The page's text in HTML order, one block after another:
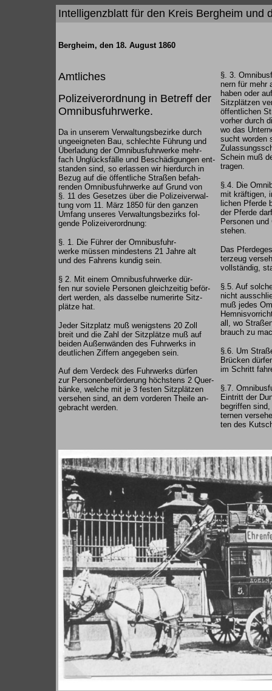
Intelligenzblatt für den Kreis Bergheim und
Bergheim, den 18. August 1860
Amtliches
Polizeiverordnung in Betreff der
Omnibusfuhrwerke.
Da in unserem Verwaltungsbezirke durch
ungeeigneten Bau, schlechte Führung und
Überladung der Omnibusfuhrwerke mehr-
fach Unglücksfälle und Beschädigungen ent-
standen sind, so erlassen wir hierdurch in
Bezug auf die öffentliche Straßen befah-
renden Omnibusfuhrwerke auf Grund von
§. 11 des Gesetzes über die Polizeiverwal-
tung vom 11. März 1850 für den ganzen
Umfang unseres Verwaltungsbezirks fol-
gende Polizeiverordnung:
§. 1. Die Führer der Omnibusfuhr-
werke müssen mindestens 21 Jahre alt
und des Fahrens kundig sein.
§ 2. Mit einem Omnibusfuhrwerke dür-
fen nur soviele Personen gleichzeitig beför-
dert werden, als dasselbe numerirte Sitz-
plätze hat.
Jeder Sitzplatz muß wenigstens 20 Zoll
breit und die Zahl der Sitzplätze muß auf
beiden Außenwänden des Fuhrwerks in
deutlichen Ziffern angegeben sein.
Auf dem Verdeck des Fuhrwerks dürfen
zur Personenbeförderung höchstens 2 Quer-
bänke, welche mit je 3 festen Sitzplätzen
versehen sind, an dem vorderen Theile an-
gebracht werden.
§. 3.
nern für mehr
haben oder
Sitzplätzen
öffentlichen
vorher durch
wo das
sucht worden
Schein muß
tragen.
§.4. Die
mit kräftigen,
lichen Pferde
der Pferde
Personen
stehen.
Das
terzeug
vollständig,
§.5. Auf
nicht
muß jedes
all, wo
brauch zu
§.6. Um
Brücken
im Schritt
§.7.
Eintritt der
begriffen
ternen
ten des